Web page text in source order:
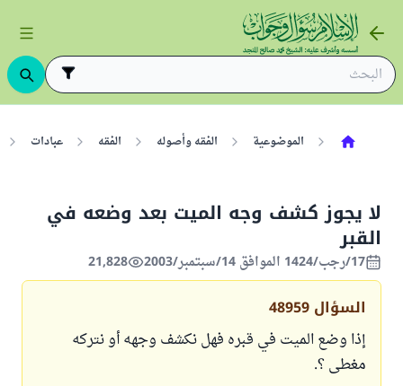
الموضوعية الفقه وأصوله الفقه عبادات
لا يجوز كشف وجه الميت بعد وضعه في
القبر
17/رجب/1424 الموافق 14/سبتمبر/2003 21,828
السؤال 48959
إذا وضع الميت في قبره فهل نكشف وجهه أو نتركه
مغطى ؟.